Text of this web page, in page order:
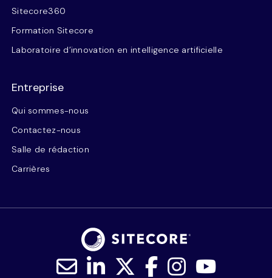
Sitecore360
Formation Sitecore
Laboratoire d’innovation en intelligence artificielle
Entreprise
Qui sommes-nous
Contactez-nous
Salle de rédaction
Carrières